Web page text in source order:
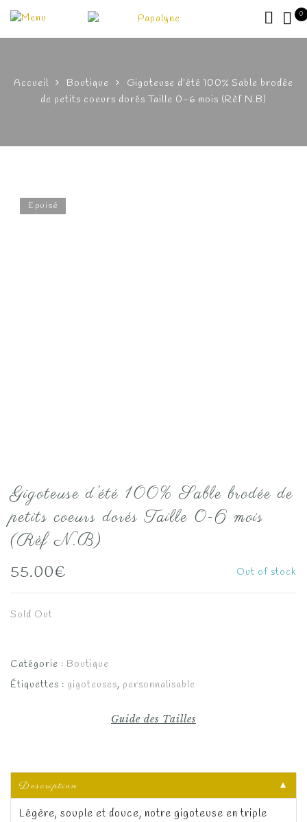
0
Accueil Boutique
Gigoteuse d’été 100% Sable brodée
de petits coeurs dorés Taille 0-6 mois (Rèf N.B)
Epuisé
Gigoteuse d’été 100% Sable brodée de
petits coeurs dorés Taille 0-6 mois
(Rèf N.B)
55.00€ Out of stock
Sold Out
Catégorie : Boutique
Étiquettes : gigoteuses, personnalisable
Guide des Tailles
Description
▼
Légère, souple et douce, notre gigoteuse en triple